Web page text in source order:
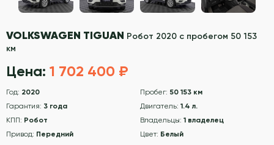
VOLKSWAGEN TIGUAN Робот 2020 с пробегом 50 153
км
Цена: 1 702 400 ₽
Год: 2020 Пробег: 50 153 км
Гарантия: 3 года Двигатель: 1.4 л.
КПП: Робот Владельцы: 1 владелец
Привод: Передний Цвет: Белый